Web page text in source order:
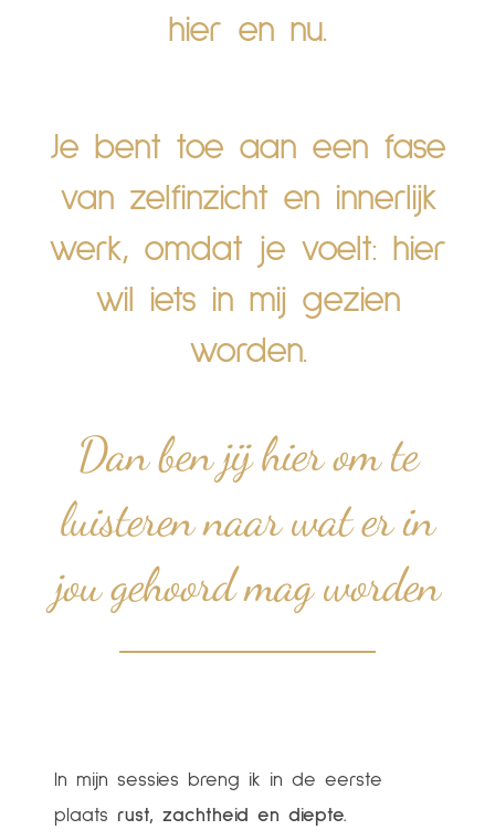
hier en nu.
Je bent toe aan een fase
van zelfinzicht en innerlijk
werk, omdat je voelt: hier
wil iets in mij gezien
worden.
Dan ben jij hier om te
luisteren naar wat er in
jou gehoord mag worden
In mijn sessies breng ik in de eerste
plaats rust, zachtheid en diepte.